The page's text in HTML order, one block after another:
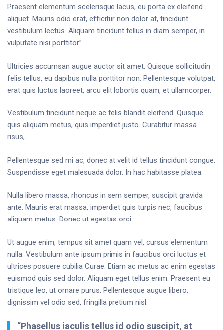
Praesent elementum scelerisque lacus, eu porta ex eleifend
aliquet. Mauris odio erat, efficitur non dolor at, tincidunt
vestibulum lectus. Aliquam tincidunt tellus in diam semper, in
vulputate nisi porttitor”
Ultricies accumsan augue auctor sit amet. Quisque sollicitudin
felis tellus, eu dapibus nulla porttitor non. Pellentesque volutpat,
erat quis luctus laoreet, arcu elit lobortis quam, et ullamcorper.
Vestibulum tincidunt neque ac felis blandit eleifend. Quisque
quis aliquam metus, quis imperdiet justo. Curabitur massa
risus,
Pellentesque sed mi ac, donec at velit id tellus tincidunt congue.
Suspendisse eget malesuada dolor. In hac habitasse platea.
Nulla libero massa, rhoncus in sem semper, suscipit gravida
ante. Mauris erat massa, imperdiet quis turpis nec, faucibus
aliquam metus. Donec ut egestas orci.
Ut augue enim, tempus sit amet quam vel, cursus elementum
nulla. Vestibulum ante ipsum primis in faucibus orci luctus et
ultrices posuere cubilia Curae. Etiam ac metus ac enim egestas
euismod quis sed dolor. Aliquam eget tellus enim. Praesent eu
tristique leo, ut ornare purus. Pellentesque augue libero,
dignissim vel odio sed, fringilla pretium nisl.
“Phasellus iaculis tellus id odio suscipit, at